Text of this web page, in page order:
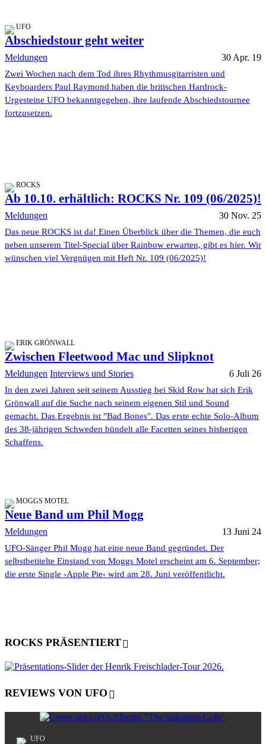
UFO
Abschiedstour geht weiter
Meldungen 30 Apr. 19
Zwei Wochen nach dem Tod ihres Rhythmusgitarristen und
Keyboarders Paul Raymond haben die britischen Hardrock-
Urgesteine UFO bekanntgegeben, ihre laufende Abschiedstournee
fortzusetzen.
ROCKS
Ab 10.10. erhältlich: ROCKS Nr. 109 (06/2025)!
Meldungen 30 Nov. 25
Das neue ROCKS ist da! Einen Überblick über die Themen, die euch
neben unserem Titel-Special über Rainbow erwarten, gibt es hier. Wir
wünschen viel Vergnügen mit Heft Nr. 109 (06/2025)!
ERIK GRÖNWALL
Zwischen Fleetwood Mac und Slipknot
Meldungen Interviews und Stories 6 Juli 26
In den zwei Jahren seit seinem Ausstieg bei Skid Row hat sich Erik
Grönwall auf die Suche nach seinem eigenen Stil und Sound
gemacht. Das Ergebnis ist "Bad Bones". Das erste echte Solo-Album
des 38-jährigen Schweden bündelt alle Facetten seines bisherigen
Schaffens.
MOGGS MOTEL
Neue Band um Phil Mogg
Meldungen 13 Juni 24
UFO-Sänger Phil Mogg hat eine neue Band gegründet. Der
selbstbetitelte Einstand von Moggs Motel erscheint am 6. September;
die erste Single ›Apple Pie‹ wird am 28. Juni veröffentlicht.
ROCKS PRÄSENTIERT
REVIEWS VON UFO
UFO